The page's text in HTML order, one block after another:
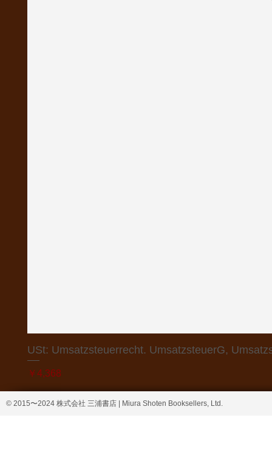
USt: Umsatzsteuerrecht. UmsatzsteuerG,
価格
￥4,368
© 2015〜2024 株式会社 三浦書店 | Miura Shoten Booksellers, Ltd.